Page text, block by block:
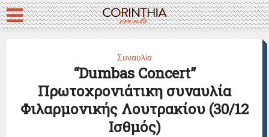
Συναυλία
“Dumbas Concert”
Πρωτοχρονιάτικη συναυλία
Φιλαρμονικής Λουτρακίου (30/12
Ισθμός)